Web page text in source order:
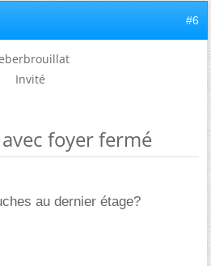
#6
Invité
foyer fermé
au dernier étage?